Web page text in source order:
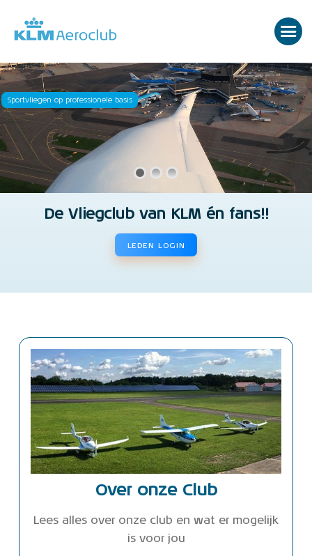
Sportvliegen op professionele basis
De Vliegclub van KLM én fans!!
LEDEN LOGIN
Over onze Club
Lees alles over onze club en wat er mogelijk
is voor jou